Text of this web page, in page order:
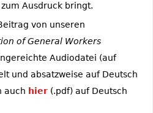
Ausdruck bringt.
von unseren
of General Workers
Audiodatei (auf
und absatzweise auf Deutsch
auch hier(.pdf) auf Deutsch